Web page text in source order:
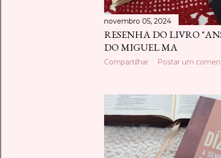
novembro 05, 2024
RESENHA DO LIVRO
DO MIGUEL MA
Compartilhar Postar um